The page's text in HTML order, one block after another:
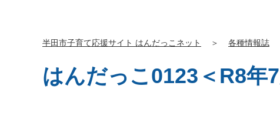
半田市子育て応援サイト はんだっこネット ＞ 各種情報誌
はんだっこ0123＜R8年